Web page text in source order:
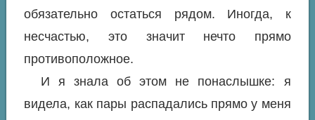
обязательно остаться рядом. Иногда, к
несчастью, это значит нечто прямо
противоположное.
И я знала об этом не понаслышке: я
видела, как пары распадались прямо у меня